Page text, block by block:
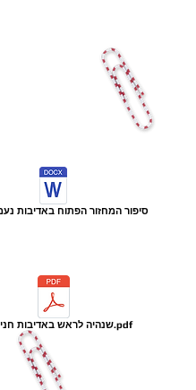
סיפור המחזור הפתוח באדיבות
שנהיה לראש באדיבות חני לוריא.pdf